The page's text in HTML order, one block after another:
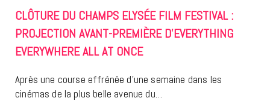
CLÔTURE DU CHAMPS ELYSÉE FILM FESTIVAL :
PROJECTION AVANT-PREMIÈRE D’EVERYTHING
EVERYWHERE ALL AT ONCE
Après une course effrénée d’une semaine dans les
cinémas de la plus belle avenue du…